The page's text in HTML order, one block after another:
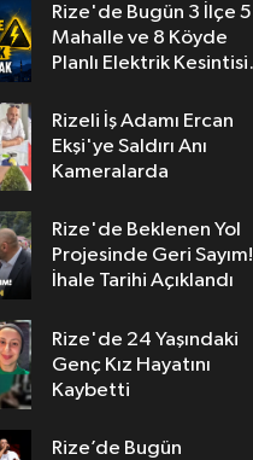
Rize'de Bugün 3 İlçe 5
Mahalle ve 8 Köyde
Planlı Elektrik Kesintisi
Rizeli İş Adamı Ercan
Ekşi'ye Saldırı Anı
Kameralarda
Rize'de Beklenen Yol
Projesinde Geri Sayım!
İhale Tarihi Açıklandı
Rize'de 24 Yaşındaki
Genç Kız Hayatını
Kaybetti
Rize’de Bugün